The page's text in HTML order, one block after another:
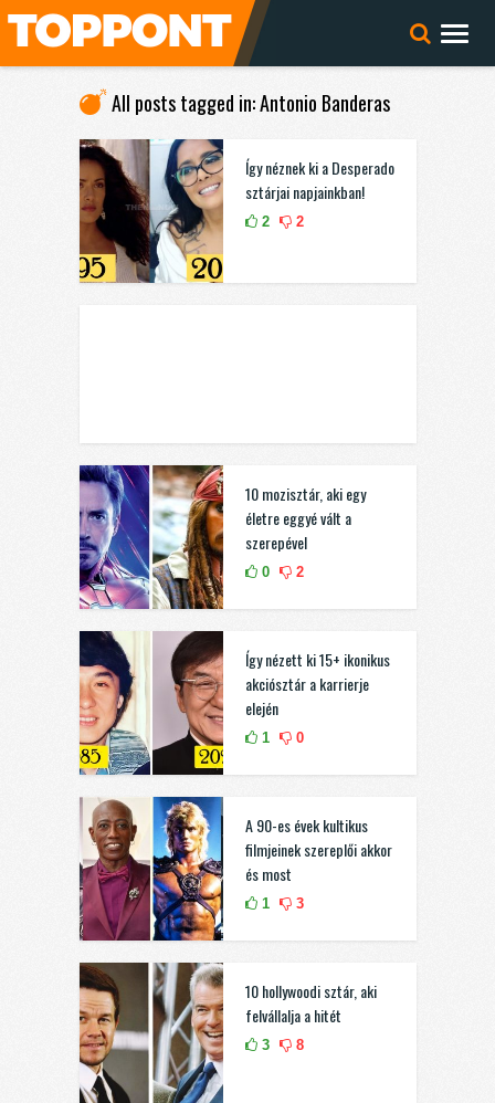
All posts tagged in: Antonio Banderas
Így néznek ki a Desperado
sztárjai napjainkban!
2 2
10 mozisztár, aki egy
életre eggyé vált a
szerepével
0 2
Így nézett ki 15+ ikonikus
akciósztár a karrierje
elején
1 0
A 90-es évek kultikus
filmjeinek szereplői akkor
és most
1 3
10 hollywoodi sztár, aki
felvállalja a hitét
3 8